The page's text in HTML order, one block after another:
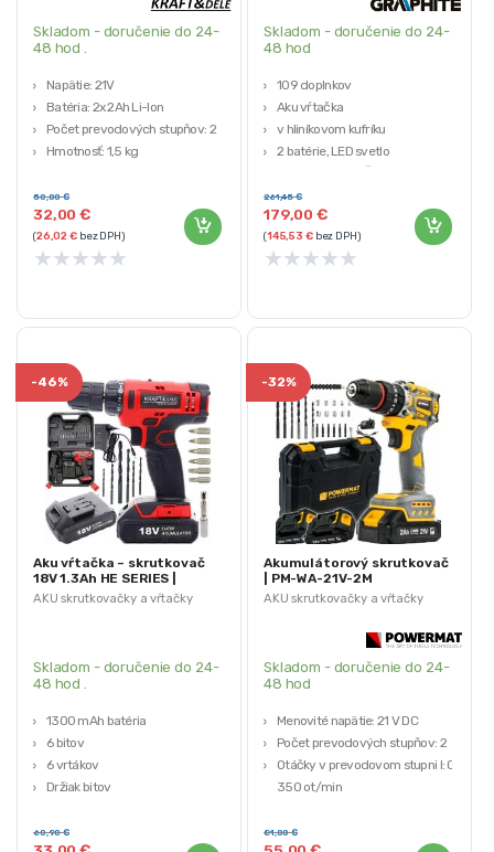
Skladom - doručenie do 24-
48 hod .
Napätie: 21V
Batéria: 2x 2Ah Li-Ion
Počet prevodových stupňov: 2
Hmotnosť: 1,5 kg
32,00€
50,00€
(26,02€bez DPH)
★★★★★
Skladom - doručenie do 24-
48 hod
109 doplnkov
Aku vŕtačka
v hliníkovom kufríku
2 batérie, LED svetlo
179,00€
261,45€
(145,53 €bez DPH)
★★★★★
AKU skrutkovačky a vŕtačky
-46%
Aku vŕtačka – skrutkovač
18V 1.3Ah HE SERIES |
KD1566
Skladom - doručenie do 24-
48 hod .
1300 mAh batéria
6 bitov
6 vrtákov
Držiak bitov
60,90€
AKU skrutkovačky a vŕtačky
-32%
Akumulátorový skrutkovač
| PM-WA-21V-2M
Skladom - doručenie do 24-
48 hod
Menovité napätie: 21 V DC
Počet prevodových stupňov: 2
Otáčky v prevodovom stupni I: 0–
350 ot/min
1400 ot/min
81,00€